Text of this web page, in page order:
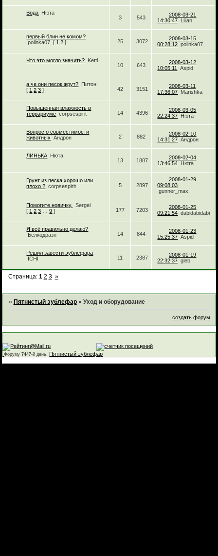
Вода Нюта
3
543
2008-03-21
14:30:47 Lilian
первый блин не комом?
polinka07 [ 1 2 ] 25 3072
2008-03-15
00:28:12 polinka07
Что это могло значить? Ketti
10
643
2008-03-12
10:05:11
Aspid
а че они песок жрут? Питон
[ 1 2 3 ] 42 3151
2008-03-11
17:36:07 Marishka
Повышенная влажность в
террариуме corpsespirit 14 4396
2008-03-05
22:24:37 Нюта
Вопрос о совместимости
животных
Андрон 2 882
2008-02-10
14:31:27 Андрон
ЛИНЬКА Нюта
13
1887
2008-02-04
13:46:54 Нюта
Грунт из песка хорошо или
плохо ? corpsespirit 5 2897
2008-01-29
09:08:03
gunner_max
Помогите новичку.
Sergei
[ 1 2 3 9 ] 177 7203
2008-01-25
09:21:54 dabidabidabi
Я всё правильно делаю?
Белкодразн
14 844
2008-01-23
15:25:37 Aspid
Решил завести эублефара
ICHI
11 2387
2008-01-19
22:32:37 gleb
Страница: 1 2 3 »
» Пятнистый эублефар » Уход и оборудование
создать форум
Форуму7447-й день. Пятнистый эублефар